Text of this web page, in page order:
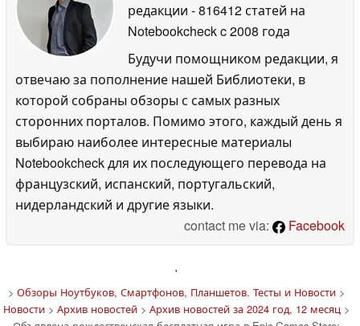
редакции - 816412 статей на
Notebookcheckc 2008 года
Будучи помощником редакции, я
отвечаю за пополнение нашей Библиотеки, в
которой собраны обзоры с самых разных
сторонних порталов. Помимо этого, каждый день я
выбираю наиболее интересные материалы
Notebookcheck для их последующего перевода на
французский, испанский, португальский,
нидерландский и другие языки.
contact me via:
Facebook
'
> Обзоры Ноутбуков, Смартфонов, Планшетов. Тесты и Новости>
Новости> Архив новостей> Архив новостей за 2024 год, 12 месяц>